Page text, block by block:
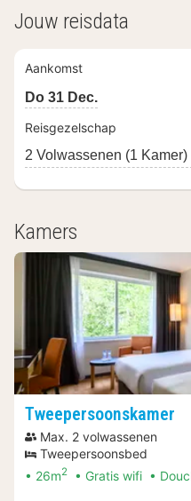
Jouw reisdata
Aankomst
Do 31 Dec.
Reisgezelschap
2 Volwassenen (1 Kamer)
Kamers
Tweepersoonskamer
Max. 2 volwassenen
Tweepersoonsbed
26m2 Gratis wifi